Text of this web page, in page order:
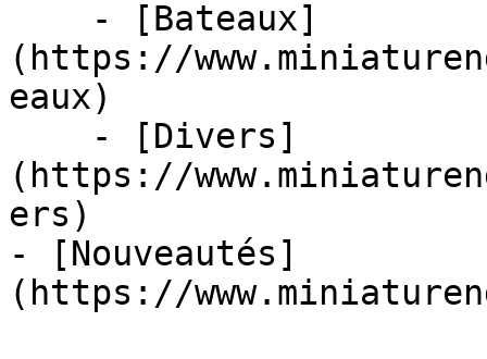
(https://
eaux)
(https://
ers)
- [Nouveautés]